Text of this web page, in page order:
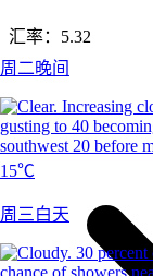
周二晚间
15℃
周三白天
汇率： 5.32